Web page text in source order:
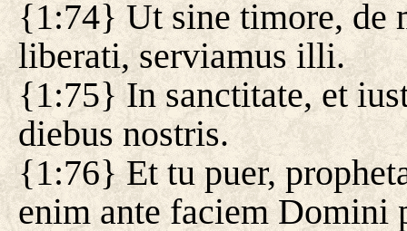
{1:74} Ut sine timore, de
liberati, serviamus illi.
{1:75} In sanctitate, et
diebus nostris.
{1:76} Et tu puer,
enim ante faciem Domini